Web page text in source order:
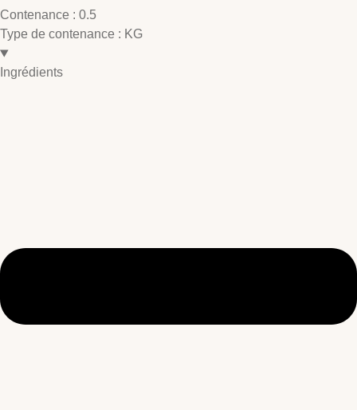
Contenance : 0.5
Type de contenance : KG
Ingrédients